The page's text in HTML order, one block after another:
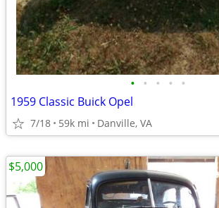
• • • • •
1959 Classic Buick Opel
7/18 59k mi Danville, VA
$5,000